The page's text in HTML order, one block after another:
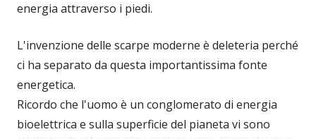
energia attraverso i piedi.
L'invenzione delle scarpe moderne è deleteria perché
ci ha separato da questa importantissima fonte
energetica.
Ricordo che l'uomo è un conglomerato di energia
bioelettrica e sulla superficie del pianeta vi sono